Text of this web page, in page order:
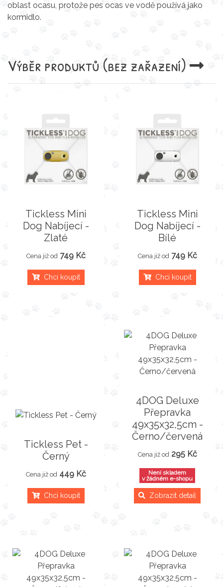
oblast ocasu, protože pes ocas ve vodě používá jako
kormidlo.
Výběr produktů (bez zařazení)
Tickless Mini
Dog Nabíjecí -
Zlaté
Cena již od 749 Kč
Chci koupit
Tickless Mini
Dog Nabíjecí -
Bílé
Cena již od 749 Kč
Chci koupit
Tickless Pet -
Černý
Cena již od 449 Kč
Chci koupit
4DOG Deluxe
Přepravka
49x35x32,5cm -
Černo/červená
Cena již od 295 Kč
Není skladem
v žádném e-shopu
Zobrazit detail